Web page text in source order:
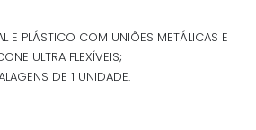
E PLÁSTICO COM UNIÕES METÁLICAS E
ULTRA FLEXÍVEIS;
DE 1 UNIDADE.